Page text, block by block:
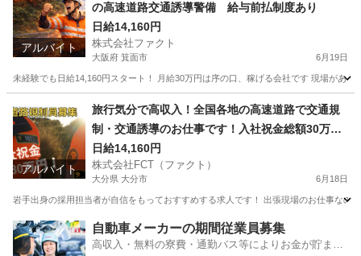
アルバイト
の高速道路交通誘導警備 給与前払制度あり
日給14,160円
株式会社ファクト
大阪府 箕面市 6月19日
未経験でも日給14,160円スタート！ 月給30万円は序の口、稼げる会社です 現場があ
その他 給料
アルバイト
旅行気分で高収入！全国各地の高速道路で交通規
制・交通誘導のお仕事です！入社祝金総額30万
円！
日給14,160円
株式会社FCT（ファクト）
大分県 大分市 6月18日
岩手出身の採用担当者が自信をもっておすすめする求人です！ 出張現場のお仕事な
大分 大分市 その他 給料
自動車メーカーの期間従業員募集
高収入・無料の寮費・通勤バス等によりお金が貯まり